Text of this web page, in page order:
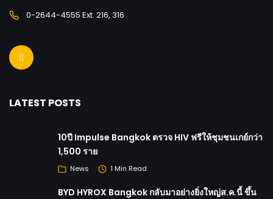
0-2644-4555 Ext. 216, 316
LATEST POSTS
10ปี Impulse Bangkok ตรวจ HIV ฟรีให้ชุมชนเกย์กว่า
1,500 ราย
News 1 Min Read
BYD HYROX Bangkok กลับมาอย่างยิ่งใหญ่ส.ค.นี้ ขึ้น